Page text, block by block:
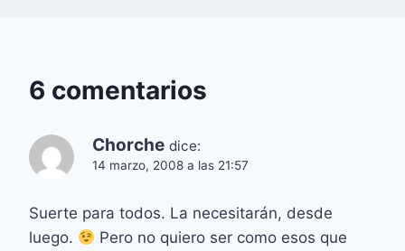
6 comentarios
Chorche dice:
14 marzo, 2008 a las 21:57
Suerte para todos. La necesitarán, desde
luego.
Pero no quiero ser como esos que